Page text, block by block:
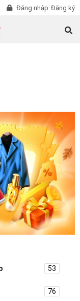
Đăng nhập Đăng ký
53
76